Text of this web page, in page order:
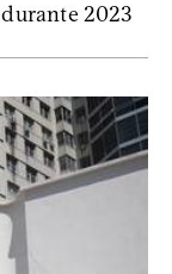
2023